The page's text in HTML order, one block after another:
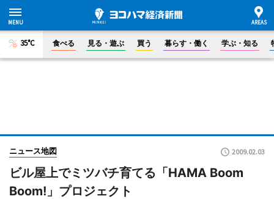
35°C 食べる 見る・遊ぶ 買う 暮らす・働く 学ぶ・知る
ニュース地図 2009.02.03
ビル屋上でミツバチ育てる「HAMA Boom
Boom!」プロジェクト